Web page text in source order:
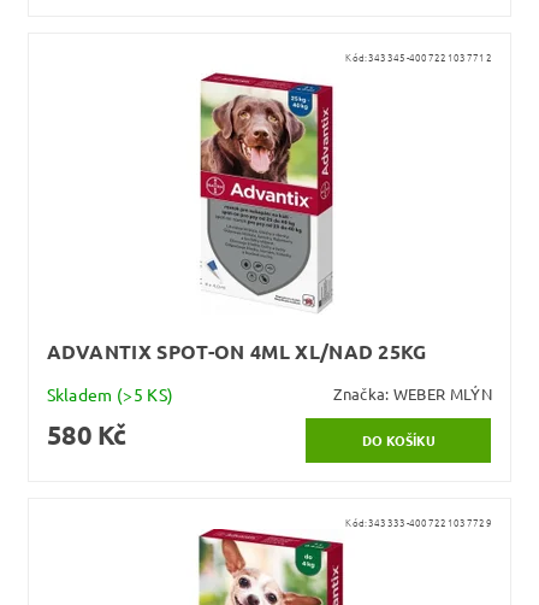
Kód:343345-4007221037712
ADVANTIX SPOT-ON 4ML XL/NAD 25KG
Skladem (>5 KS) Značka: WEBER MLÝN
580 Kč
Kód:343333-4007221037729